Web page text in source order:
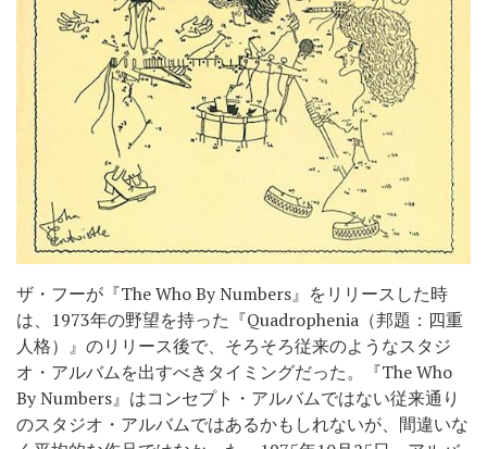
ザ・フーが『The Who By Numbers』をリリースした時
は、1973年の野望を持った『Quadrophenia（邦題：四重
人格）』のリリース後で、そろそろ従来のようなスタジ
オ・アルバムを出すべきタイミングだった。『The Who
By Numbers』はコンセプト・アルバムではない従来通り
のスタジオ・アルバムではあるかもしれないが、間違いな